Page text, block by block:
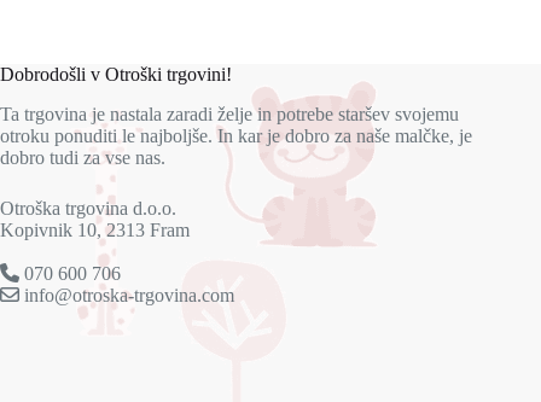
Dobrodošli v Otroški trgovini!
Ta trgovina je nastala zaradi želje in potrebe staršev svojemu
otroku ponuditi le najboljše. In kar je dobro za naše malčke, je
dobro tudi za vse nas.
Otroška trgovina d.o.o.
Kopivnik 10, 2313 Fram
070 600 706
info@otroska-trgovina.com